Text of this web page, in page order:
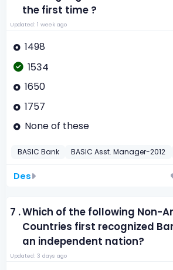
the first time ?
Updated: 1 week ago
1498
1534
1650
1757
None of these
BASIC Bank BASIC Asst. Manager-2012
Des
7 .Which of the following Non-
Countries first recognized
an independent nation?
Updated: 3 days ago